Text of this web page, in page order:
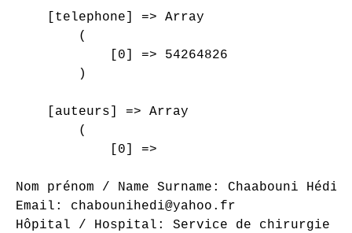
    [telephone] => Array
        (
            [0] => 54264826
        )
    [auteurs] => Array
        (
            [0] =>
Nom prénom / Name Surname: Chaabouni Hédi
Email: chabounihedi@yahoo.fr
Hôpital / Hospital: Service de chirurgie